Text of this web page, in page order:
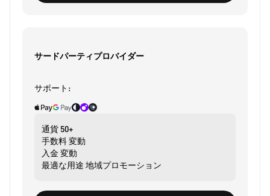
サードパーティプロバイダー
サポート:
通貨 50+
手数料変動
入金 変動
最適な用途 地域プロモーション